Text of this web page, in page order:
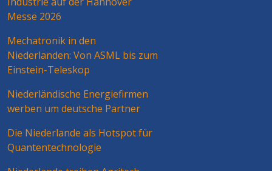
Messe 2026
Mechatronik in den
Niederlanden: Von ASML bis zum
Einstein-Teleskop
Niederländische Energiefirmen
werben um deutsche Partner
Die Niederlande als Hotspot für
Quantentechnologie